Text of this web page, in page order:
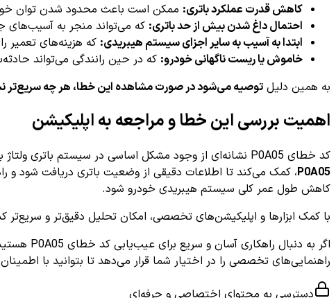
کاهش قدرت عملکرد باتری: ممکن است باعث محدود شدن توان
احتمال داغ شدن بیش از حد باتری: که می‌تواند منجر به آسیب‌های
ابتدا به آسیب به سایر اجزای سیستم هیبریدی: که هزینه‌های تعمیر
خاموش یا ریست ناگهانی خودرو: که در حین رانندگی می‌تواند
به همین دلیل توصیه می‌شود در صورت مشاهده این خطا، هر چه سریع‌تر
اهمیت بررسی این خطا و مراجعه به اپلیکیشن
کد خطای P0A05 نشانه‌ای از وجود مشکل اساسی در سیستم باتری ولتاژ بالا است که بدون بررسی تخصصی نمی‌توان به اصل مشکل پی برد. استفاده از
P0A05، کمک می‌کند تا اطلاعات دقیقی از وضعیت باتری دریافت شود و
کاهش طول عمر کلی سیستم هیبریدی خودرو شود.
با کمک ابزارها و اپلیکیشن‌های تخصصی، امکان تحلیل دقیق‌تر و
راهنمایی‌های تخصصی را در اختیار شما قرار می‌دهد تا بتوانید با